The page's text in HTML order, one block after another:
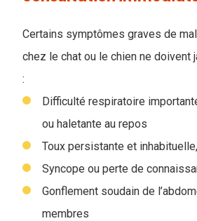
Certains symptômes graves de
chez le chat ou le chien ne doivent
:
Difficulté respiratoire
ou haletante au repos
Toux persistante et
Syncope ou perte de
Gonflement soudain de
membres